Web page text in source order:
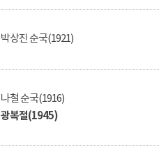
박상진 순국(1921)
나철 순국(1916)
광복절(1945)